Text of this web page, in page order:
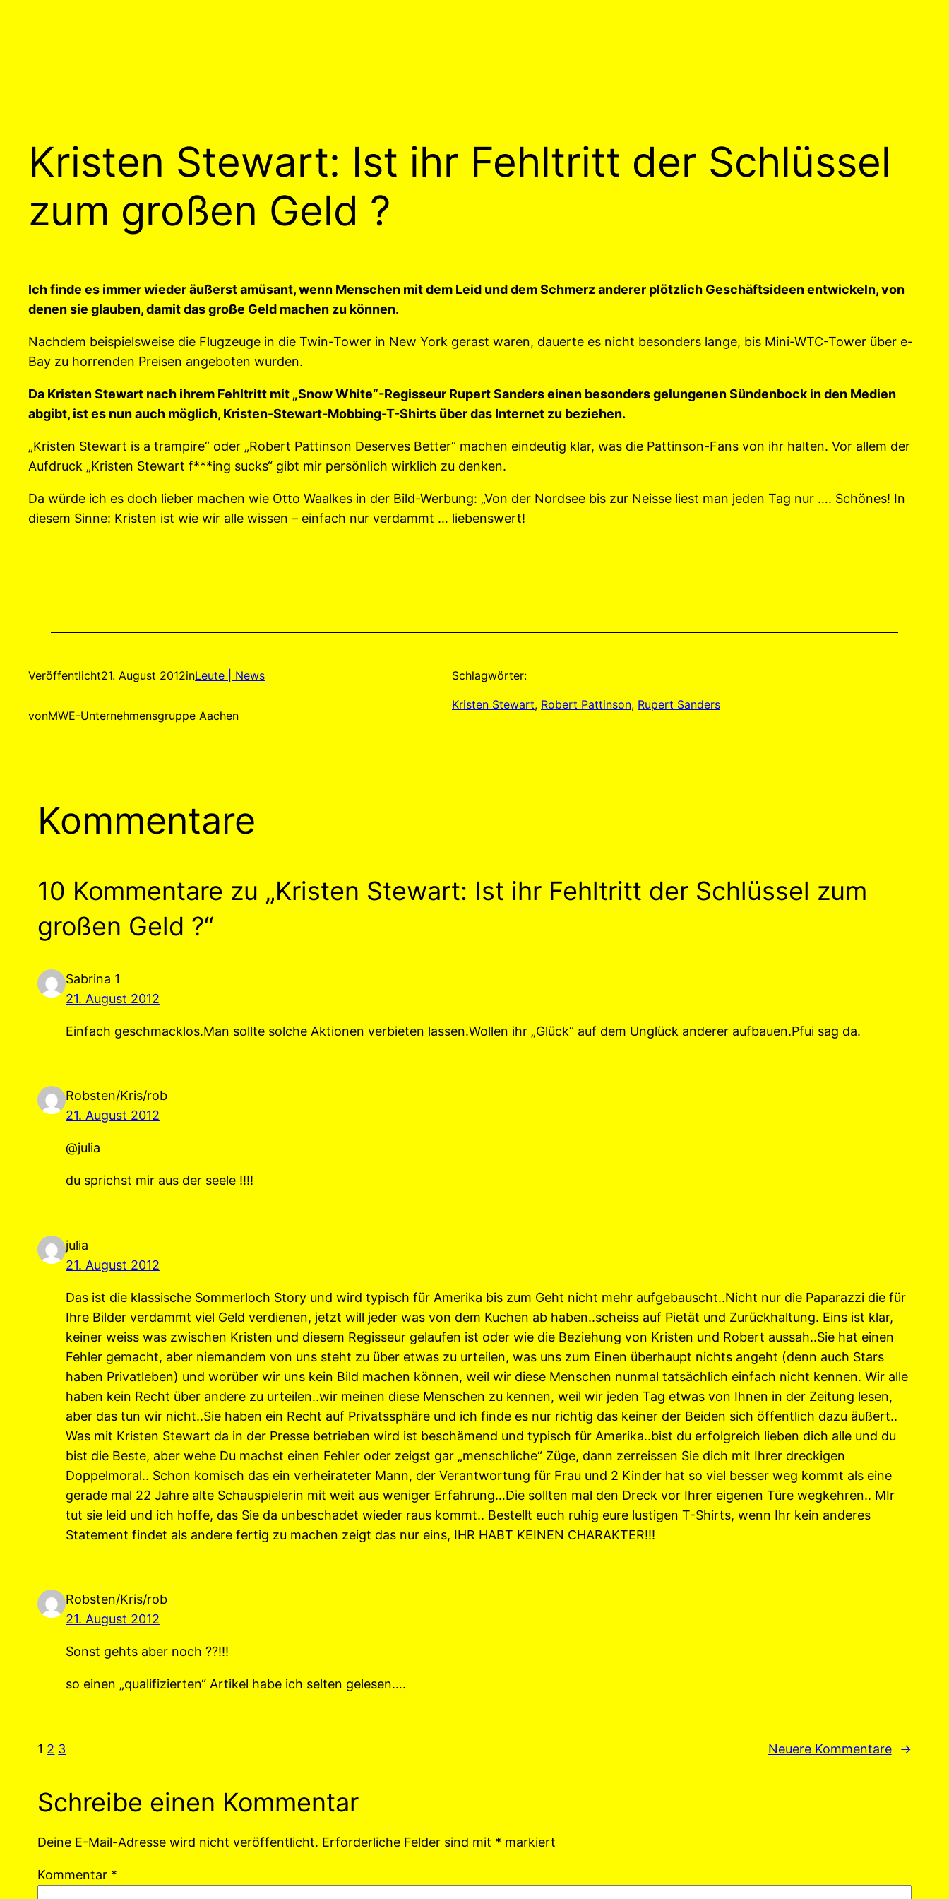
Kristen Stewart: Ist ihr Fehltritt der Schlüssel
zum großen Geld ?
Ich finde es immer wieder äußerst amüsant, wenn Menschen mit dem Leid und dem Schmerz anderer plötzlich Geschäftsideen entwickeln, von
denen sie glauben, damit das große Geld machen zu können.
Nachdem beispielsweise die Flugzeuge in die Twin-Tower in New York gerast waren, dauerte es nicht besonders lange, bis Mini-WTC-Tower über e-
Bay zu horrenden Preisen angeboten wurden.
Da Kristen Stewart nach ihrem Fehltritt mit „Snow White“-Regisseur Rupert Sanders einen besonders gelungenen Sündenbock in den Medien
abgibt, ist es nun auch möglich, Kristen-Stewart-Mobbing-T-Shirts über das Internet zu beziehen.
„Kristen Stewart is a trampire“ oder „Robert Pattinson Deserves Better“ machen eindeutig klar, was die Pattinson-Fans von ihr halten. Vor allem der
Aufdruck „Kristen Stewart f***ing sucks“ gibt mir persönlich wirklich zu denken.
Da würde ich es doch lieber machen wie Otto Waalkes in der Bild-Werbung: „Von der Nordsee bis zur Neisse liest man jeden Tag nur …. Schönes! In
diesem Sinne: Kristen ist wie wir alle wissen – einfach nur verdammt … liebenswert!
Veröffentlicht21. August 2012inLeute | News
vonMWE-Unternehmensgruppe Aachen
Schlagwörter:
Kristen Stewart, Robert Pattinson, Rupert Sanders
Kommentare
10 Kommentare zu „Kristen Stewart: Ist ihr Fehltritt der Schlüssel zum
großen Geld ?“
Sabrina 1
21. August 2012
Einfach geschmacklos.Man sollte solche Aktionen verbieten lassen.Wollen ihr „Glück“ auf dem Unglück anderer aufbauen.Pfui sag da.
Robsten/Kris/rob
21. August 2012
@julia
du sprichst mir aus der seele !!!!
julia
21. August 2012
Das ist die klassische Sommerloch Story und wird typisch für Amerika bis zum Geht nicht mehr aufgebauscht..Nicht nur die Paparazzi die für
Ihre Bilder verdammt viel Geld verdienen, jetzt will jeder was von dem Kuchen ab haben..scheiss auf Pietät und Zurückhaltung. Eins ist klar,
keiner weiss was zwischen Kristen und diesem Regisseur gelaufen ist oder wie die Beziehung von Kristen und Robert aussah..Sie hat einen
Fehler gemacht, aber niemandem von uns steht zu über etwas zu urteilen, was uns zum Einen überhaupt nichts angeht (denn auch Stars
haben Privatleben) und worüber wir uns kein Bild machen können, weil wir diese Menschen nunmal tatsächlich einfach nicht kennen. Wir alle
haben kein Recht über andere zu urteilen..wir meinen diese Menschen zu kennen, weil wir jeden Tag etwas von Ihnen in der Zeitung lesen,
aber das tun wir nicht..Sie haben ein Recht auf Privatssphäre und ich finde es nur richtig das keiner der Beiden sich öffentlich dazu äußert..
Was mit Kristen Stewart da in der Presse betrieben wird ist beschämend und typisch für Amerika..bist du erfolgreich lieben dich alle und du
bist die Beste, aber wehe Du machst einen Fehler oder zeigst gar „menschliche“ Züge, dann zerreissen Sie dich mit Ihrer dreckigen
Doppelmoral.. Schon komisch das ein verheirateter Mann, der Verantwortung für Frau und 2 Kinder hat so viel besser weg kommt als eine
gerade mal 22 Jahre alte Schauspielerin mit weit aus weniger Erfahrung…Die sollten mal den Dreck vor Ihrer eigenen Türe wegkehren.. MIr
tut sie leid und ich hoffe, das Sie da unbeschadet wieder raus kommt.. Bestellt euch ruhig eure lustigen T-Shirts, wenn Ihr kein anderes
Statement findet als andere fertig zu machen zeigt das nur eins, IHR HABT KEINEN CHARAKTER!!!
Robsten/Kris/rob
21. August 2012
Sonst gehts aber noch ??!!!
so einen „qualifizierten“ Artikel habe ich selten gelesen….
1 2 3 Neuere Kommentare →
Schreibe einen Kommentar
Deine E-Mail-Adresse wird nicht veröffentlicht. Erforderliche Felder sind mit * markiert
Kommentar *